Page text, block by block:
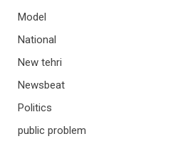
Model
National
New tehri
Newsbeat
Politics
public problem